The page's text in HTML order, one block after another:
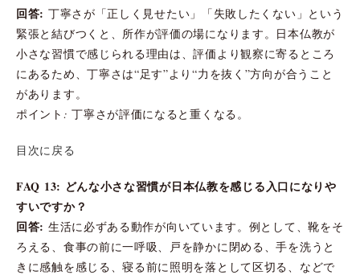
回答: 丁寧さが「正しく見せたい」「失敗したくない」という
緊張と結びつくと、所作が評価の場になります。日本仏教が
小さな習慣で感じられる理由は、評価より観察に寄るところ
にあるため、丁寧さは“足す”より“力を抜く”方向が合うこと
があります。
ポイント: 丁寧さが評価になると重くなる。
目次に戻る
FAQ 13: どんな小さな習慣が日本仏教を感じる入口になりや
すいですか？
回答: 生活に必ずある動作が向いています。例として、靴をそ
ろえる、食事の前に一呼吸、戸を静かに閉める、手を洗うと
きに感触を感じる、寝る前に照明を落として区切る、などで